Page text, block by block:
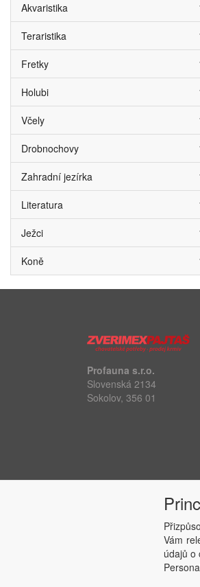
Akvaristika
Teraristika
Fretky
Holubi
Včely
Drobnochovy
Zahradní jezírka
Literatura
Ježci
Koně
Profauna s.r.o.
Slovenská 2134
Sokolov, 356 01
Vám
údajů o